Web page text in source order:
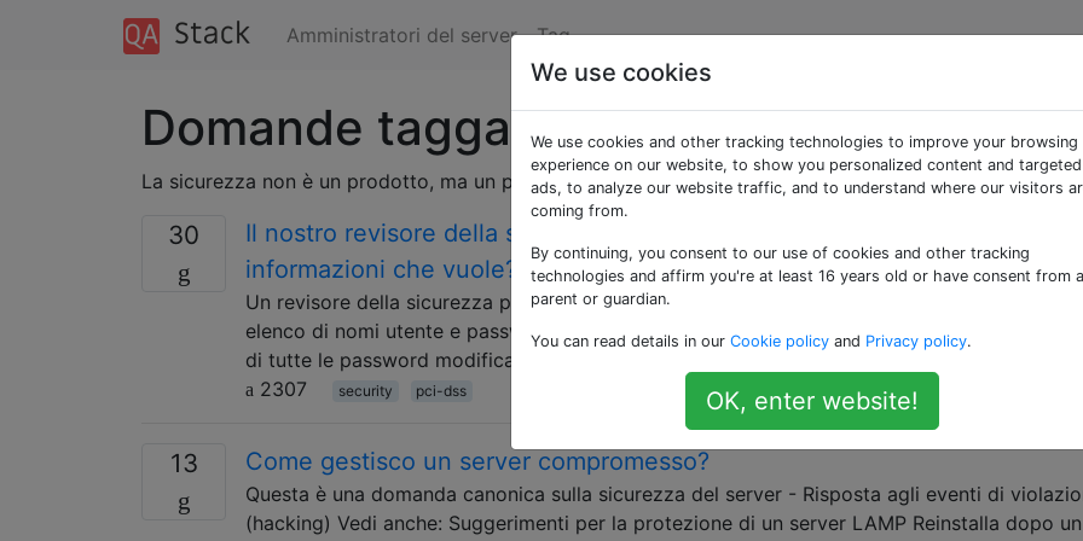
Amministratori del server Tag
Domande taggate «security»
La sicurezza non è un prodotto, ma un processo.
30
Il nostro revisore della sicurezza è un idiota. Come posso dargli le
informazioni che vuole?
Un revisore della sicurezza per i nostri server ha richiesto quanto segue entro due
elenco di nomi utente e password in chiaro per tutti gli account utente su tutti i server Un
di tutte le password modificate negli ultimi sei mesi, sempre in testo normale Un elenco …
2307
security pci-dss
13 Come gestisco un server compromesso?
Questa è una domanda canonica sulla sicurezza del server - Risposta agli eventi di
(hacking) Vedi anche: Suggerimenti per la protezione di un server LAMP Reinstalla dopo un
We use cookies
We use cookies and other tracking technologies to improve your browsing
experience on our website, to show you personalized content and targeted
ads, to analyze our website traffic, and to understand where our visitors
coming from.
By continuing, you consent to our use of cookies and other tracking
technologies and affirm you're at least 16 years old or have consent from a
parent or guardian.
You can read details in our Cookie policy and Privacy policy.
OK, enter website!